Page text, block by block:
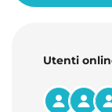
Utenti